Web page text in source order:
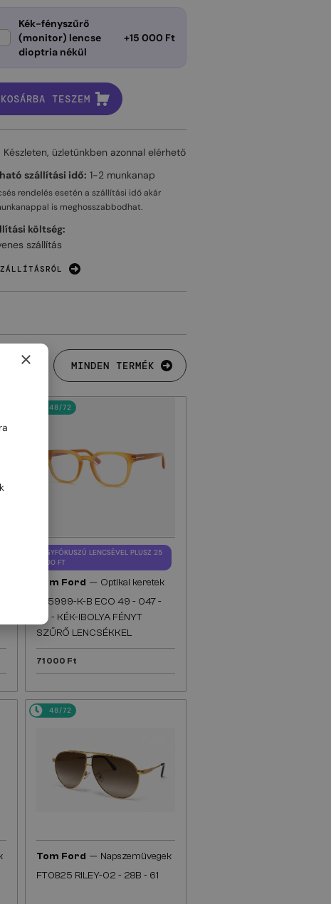
Kék-fényszűrő
(monitor) lencse
dioptria nékül
+15 000 Ft
KOSÁRBA TESZEM
Készleten, üzletünkben azonnal elérhető
szállítási idő: 1-2 munkanap
rendelés esetén a szállítási idő akár
is meghosszabbodhat.
költség:
szállítás
MINDEN TERMÉK
48/72
EGYFÓKUSZÚ LENCSÉVEL PLUSZ 25
000 FT
Tom Ford — Optikai keretek
TF5999-K-B ECO 49 - 047 -
49 - KÉK-IBOLYA FÉNYT
SZŰRŐ LENCSÉKKEL
71 000 Ft
48/72
Tom Ford — Napszemüvegek
FT0825 RILEY-02 - 28B - 61
×